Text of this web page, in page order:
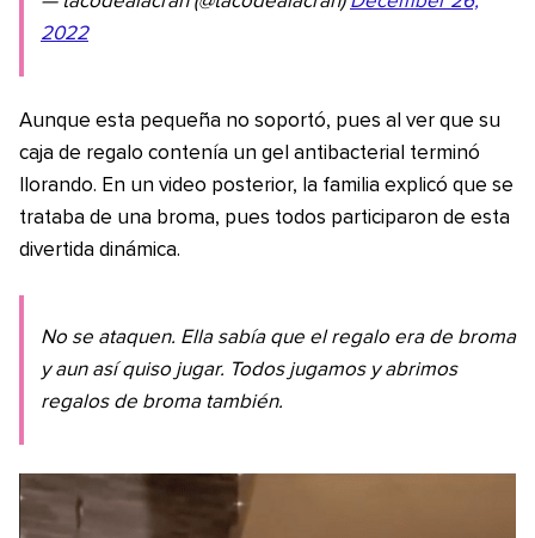
2022
Aunque esta pequeña no soportó, pues al ver que su
caja de regalo contenía un gel antibacterial terminó
llorando. En un video posterior, la familia explicó que se
trataba de una broma, pues todos participaron de esta
divertida dinámica.
No se ataquen. Ella sabía que el regalo era de broma
y aun así quiso jugar. Todos jugamos y abrimos
regalos de broma también.